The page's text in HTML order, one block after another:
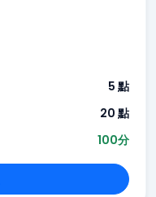
5 點
20 點
100分